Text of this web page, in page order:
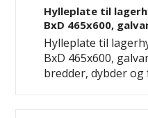
Hylleplate til
BxD 465x600,
Hylleplate til
BxD 465x600,
bredder, dybder og